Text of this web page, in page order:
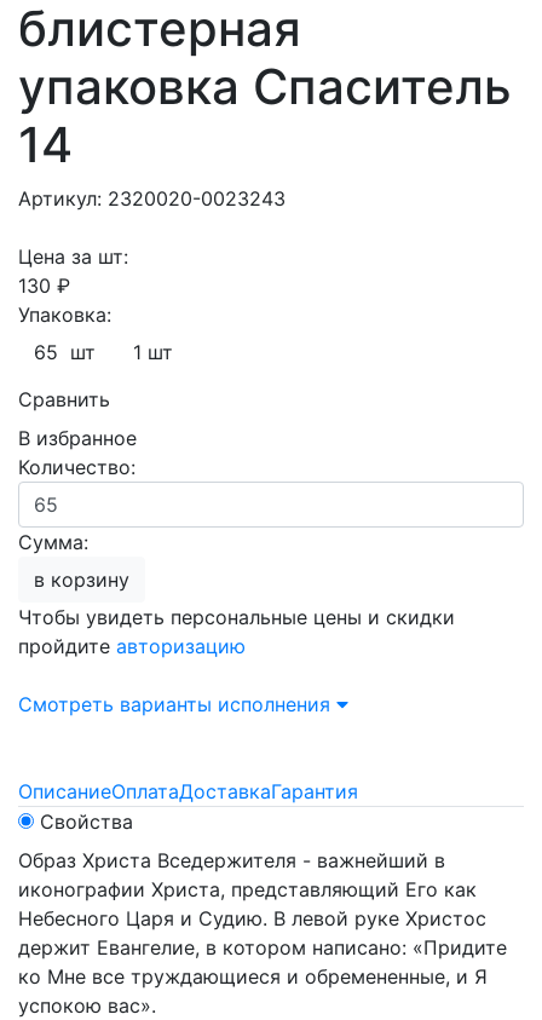
блистерная
упаковка Спаситель
14
Артикул: 2320020-0023243
Цена за шт:
130 ₽
Упаковка:
65 шт
1 шт
Сравнить
В избранное
Количество:
Сумма:
в корзину
Чтобы увидеть персональные цены и скидки
пройдите авторизацию
Смотреть варианты исполнения
ОписаниеОплатаДоставкаГарантия
Свойства
Образ Христа Вседержителя - важнейший в
иконографии Христа, представляющий Его как
Небесного Царя и Судию. В левой руке Христос
держит Евангелие, в котором написано: «Придите
ко Мне все труждающиеся и обремененные, и Я
успокою вас».